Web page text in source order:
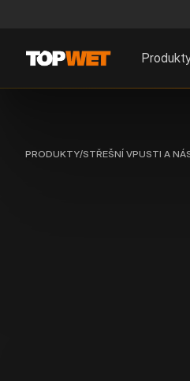
PRODUKTY/STŘEŠNÍ VPUSTI A